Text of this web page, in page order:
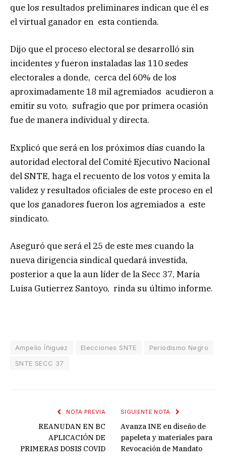
que los resultados preliminares indican que él es
el virtual ganador en esta contienda.
Dijo que el proceso electoral se desarrolló sin
incidentes y fueron instaladas las 110 sedes
electorales a donde, cerca del 60% de los
aproximadamente 18 mil agremiados acudieron a
emitir su voto, sufragio que por primera ocasión
fue de manera individual y directa.
Explicó que será en los próximos días cuando la
autoridad electoral del Comité Ejecutivo Nacional
del SNTE, haga el recuento de los votos y emita la
validez y resultados oficiales de este proceso en el
que los ganadores fueron los agremiados a este
sindicato.
Aseguró que será el 25 de este mes cuando la
nueva dirigencia sindical quedará investida,
posterior a que la aun líder de la Secc 37, María
Luisa Gutierrez Santoyo, rinda su último informe.
Ampelio Íñiguez Elecciones SNTE
Periodismo Negro
SNTE SECC 37
NOTA PREVIA
REANUDAN EN BC
APLICACIÓN DE
PRIMERAS DOSIS COVID
SIGUIENTE NOTA
Avanza INE en diseño de
papeleta y materiales para
Revocación de Mandato